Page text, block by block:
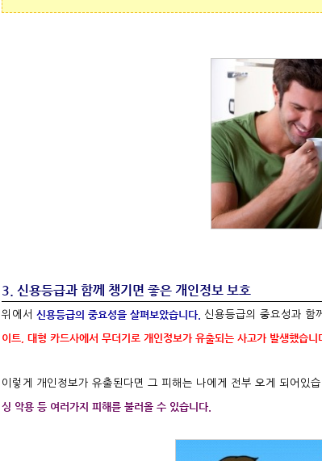
3. 신용등급과 함께 챙기면 좋은 개인정보 보호
위에서 신용등급의 중요성을 살펴보았습니다. 신용등급의 중요성과 함
이트, 대형 카드사에서 무더기로 개인정보가 유출되는 사고가 발생했습니
이렇게 개인정보가 유출된다면 그 피해는 나에게 전부 오게 되어있습
싱 악용 등 여러가지 피해를 불러올 수 있습니다.